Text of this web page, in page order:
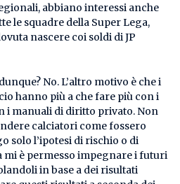
abbiano interessi anche
le squadre della Super Lega,
nascere coi soldi di JP
No. L’altro motivo è che i
hanno più a che fare più con i
i manuali di diritto privato. Non
calciatori come fossero
solo l’ipotesi di rischio o di
è permesso impegnare i futuri
in base a dei risultati